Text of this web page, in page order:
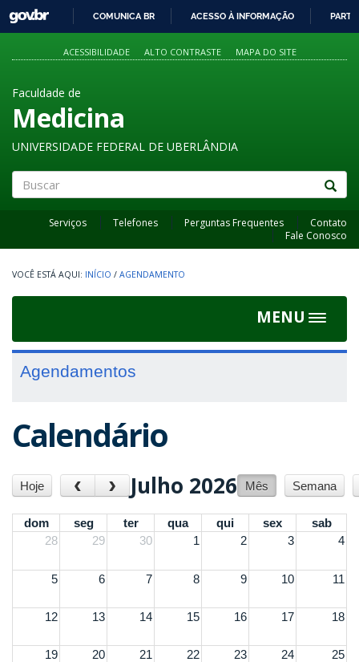
PARA
O
GOVBR
COMUNICA BR ACESSO À INFORMAÇÃO
ACESSIBILIDADE ALTO CONTRASTE MAPA DO SITE
Faculdade de
Medicina
UNIVERSIDADE FEDERAL DE UBERLÂNDIA
Serviços Telefones Perguntas Frequentes
Contato
Fale Conosco
INÍCIO / AGENDAMENTO
MENU
Toggle
Agendamentos
Calendário
Hoje ‹ › Julho 2026 Mês Semana
dom seg ter qua qui sex
sab
28
29 30 1 2 3 4
5 6 7 8 9 10 11
12 13 14 15 16 17 18
19 20 21 22 23 24 25